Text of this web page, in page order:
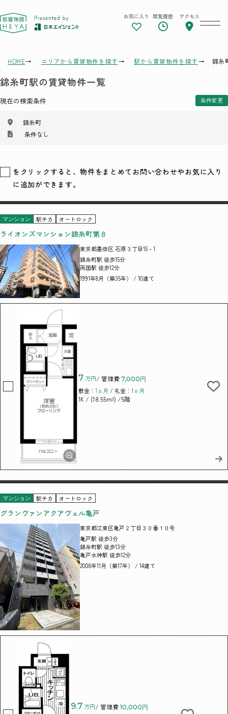
東京 部屋物語 お気に入り 閲覧履歴 アクセス
HOME エリアから賃貸物件を探す 駅から賃貸物件を探す 錦糸
錦糸町駅の賃貸物件一覧
現在の検索条件 条件変更
錦糸町
条件なし
をクリックすると、物件をまとめてお問い合わせやお気に入り
に追加ができます。
マンション 駅チカ オートロック
ライオンズマンション錦糸町第８
東京都墨田区 石原３丁目15－1
錦糸町駅 徒歩15分
両国駅 徒歩12分
1991年8月（築35年） / 10建て
7 万円/ 管理費 7,000円
敷金：1ヵ月 / 礼金：1ヵ月
1K / (18.55m²) /5階
マンション 駅チカ オートロック
グランヴァンアクアヴェル亀戸
東京都江東区亀戸２丁目３０番１０号
亀戸駅 徒歩3分
錦糸町駅 徒歩13分
亀戸水神駅 徒歩12分
2008年11月（築17年） / 14建て
9.7 万円/ 管理費 10,000円